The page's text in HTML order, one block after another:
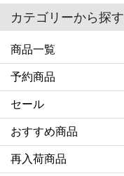
カテゴリーから探す
商品一覧
予約商品
セール
おすすめ商品
再入荷商品